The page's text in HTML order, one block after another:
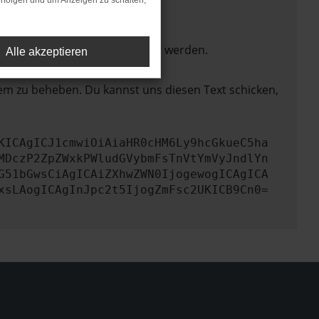
nicht mehr unterstützt werden.
zu beheben. Du kannst uns diesen Text schicken,
Alle akzeptieren